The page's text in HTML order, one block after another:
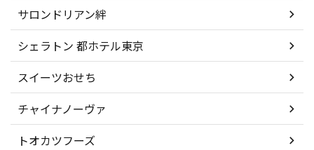
サロンドリアン絆
シェラトン 都ホテル東京
スイーツおせち
チャイナノーヴァ
トオカツフーズ